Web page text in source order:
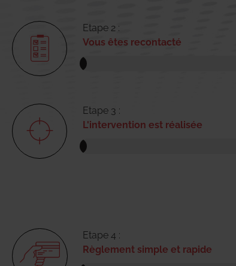
Etape 2 :
Vous êtes recontacté
Etape 3 :
L'intervention est réalisée
Etape 4 :
Règlement simple et rapide